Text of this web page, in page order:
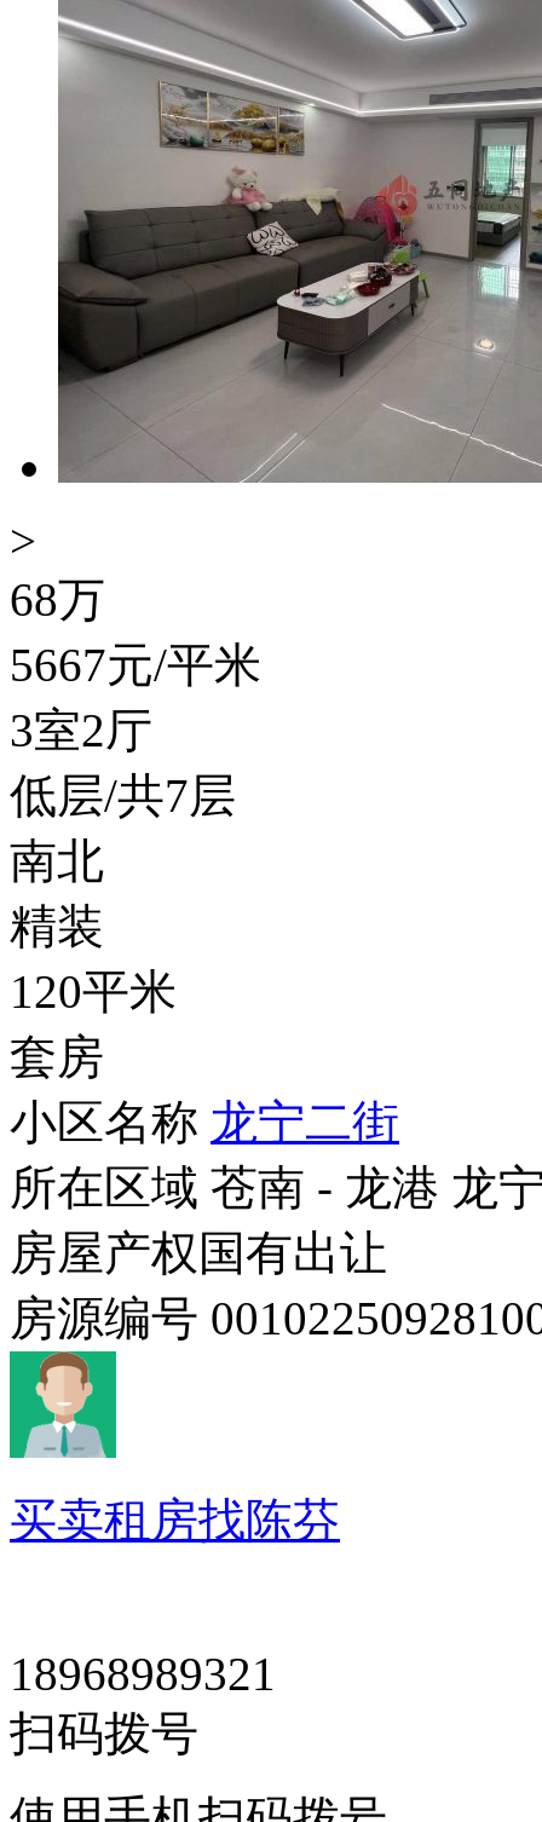
>
68万
5667元/平米
3室2厅
低层/共7层
南北
精装
120平米
套房
小区名称 龙宁二街
所在区域 苍南 - 龙港 龙
房屋产权 国有出让
房源编号
买卖租房找陈芬
18968989321
扫码拨号